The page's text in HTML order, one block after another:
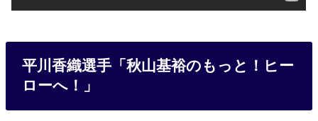
平川香織選手「秋山基裕のもっと！ヒー
ローへ！」